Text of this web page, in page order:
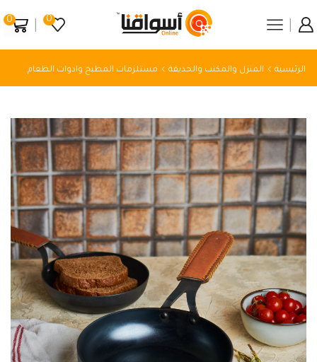
0
0
الرئيسية المنزل والمكتب والحديقة مستلزمات المطبخ وادوات الطعام